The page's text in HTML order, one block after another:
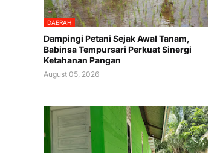
DAERAH
Dampingi Petani Sejak Awal Tanam,
Babinsa Tempursari Perkuat Sinergi
Ketahanan Pangan
August 05, 2026